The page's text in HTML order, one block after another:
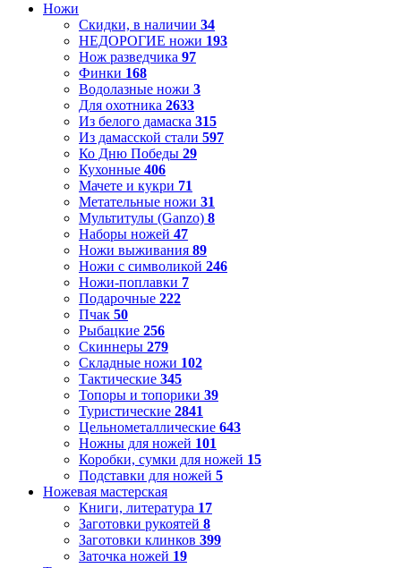
Ножи
Скидки, в наличии 34
НЕДОРОГИЕ ножи 193
Нож разведчика 97
Финки 168
Водолазные ножи 3
Для охотника 2633
Из белого дамаска 315
Из дамасской стали 597
Ко Дню Победы 29
Кухонные 406
Мачете и кукри 71
Метательные ножи 31
Мультитулы (Ganzo) 8
Наборы ножей 47
Ножи выживания 89
Ножи с символикой 246
Ножи-поплавки 7
Подарочные 222
Пчак 50
Рыбацкие 256
Скиннеры 279
Складные ножи 102
Тактические 345
Топоры и топорики 39
Туристические 2841
Цельнометаллические 643
Ножны для ножей 101
Коробки, сумки для ножей 15
Подставки для ножей 5
Ножевая мастерская
Книги, литература 17
Заготовки рукоятей 8
Заготовки клинков 399
Заточка ножей 19